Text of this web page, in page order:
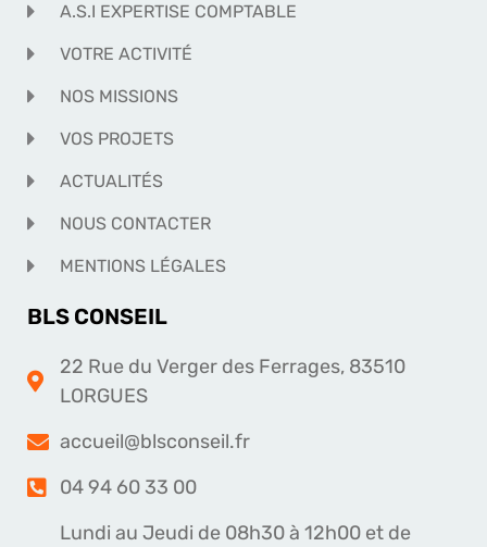
A.S.I EXPERTISE COMPTABLE
VOTRE ACTIVITÉ
NOS MISSIONS
VOS PROJETS
ACTUALITÉS
NOUS CONTACTER
MENTIONS LÉGALES
BLS CONSEIL
22 Rue du Verger des Ferrages, 83510
LORGUES
accueil@blsconseil.fr
04 94 60 33 00
Lundi au Jeudi de 08h30 à 12h00 et de